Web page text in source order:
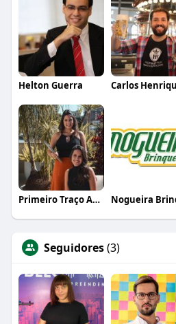
Helton Guerra
Primeiro Traço Arquitetura
Seguidores(3)